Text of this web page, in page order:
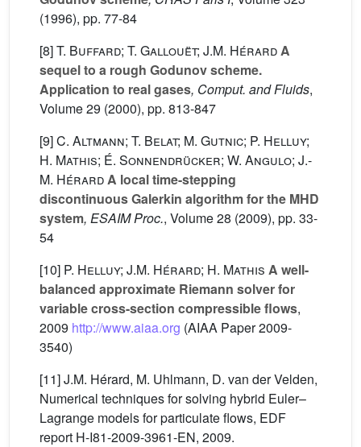
(1996), pp. 77-84
[8]T. Buffard; T. Gallouët; J.M. HérardA
sequel to a rough Godunov scheme.
Application to real gases, Comput. and Fluids,
Volume 29 (2000), pp. 813-847
[9]C. Altmann; T. Belat; M. Gutnic; P. Helluy;
H. Mathis; É. Sonnendrücker; W. Angulo; J.-
M. HérardA local time-stepping
discontinuous Galerkin algorithm for the MHD
system, ESAIM Proc., Volume 28 (2009), pp. 33-
54
[10] P. Helluy; J.M. Hérard; H. Mathis A well-
balanced approximate Riemann solver for
variable cross-section compressible flows,
2009 http://www.aiaa.org (AIAA Paper 2009-
3540)
[11] J.M. Hérard, M. Uhlmann, D. van der Velden,
Numerical techniques for solving hybrid Euler–
Lagrange models for particulate flows, EDF
report H-I81-2009-3961-EN, 2009.